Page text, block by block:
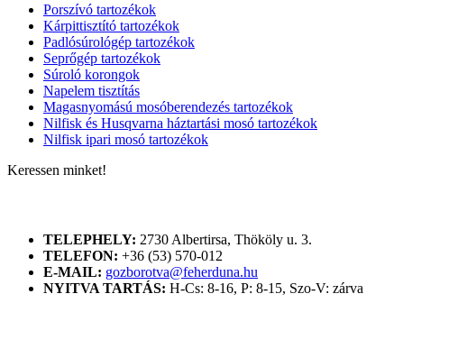
Porszívó tartozékok
Kárpittisztító tartozékok
Padlósúrológép tartozékok
Seprőgép tartozékok
Súroló korongok
Napelem tisztítás
Magasnyomású mosóberendezés tartozékok
Nilfisk és Husqvarna háztartási mosó tartozékok
Nilfisk ipari mosó tartozékok
Keressen minket!
TELEPHELY: 2730 Albertirsa, Thököly u. 3.
TELEFON: +36 (53) 570-012
E-MAIL: gozborotva@feherduna.hu
NYITVA TARTÁS: H-Cs: 8-16, P: 8-15, Szo-V: zárva